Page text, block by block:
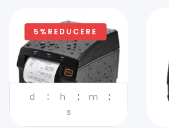
5%REDUCERE
DISTRIBUITOR OFICIAL IN
d h
m
s